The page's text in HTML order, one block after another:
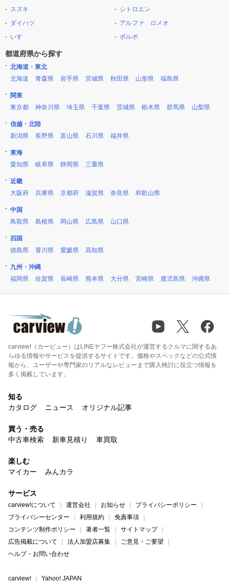
スズキ
ダイハツ
いすゞ
シトロエン
アルファ ロメオ
ボルボ
都道府県から探す
北海道・東北
北海道
青森県 岩手県 宮城県 秋田県 山形県 福島県
関東
東京都
神奈川県 埼玉県 千葉県 茨城県 栃木県 群馬県 山梨県
信越・北陸
新潟県
長野県 富山県 石川県 福井県
東海
愛知県
岐阜県 静岡県 三重県
近畿
大阪府
兵庫県 京都府 滋賀県 奈良県 和歌山県
中国
鳥取県
島根県 岡山県 広島県 山口県
四国
徳島県
香川県 愛媛県 高知県
九州・沖縄
福岡県
佐賀県 長崎県 熊本県 大分県 宮崎県 鹿児島県 沖縄県
carview!（カービュー）はLINEヤフー株式会社が運営するクルマに関するあ
らゆる情報やサービスを提供するサイトです。価格やスペックなどの公式情
報から、ユーザーや専門家のリアルなレビューまで購入検討に役立つ情報を
多く掲載しています。
知る
カタログ
ニュース オリジナル記事
買う・売る
中古車検索
新車見積り 車買取
楽しむ
マイカー
みんカラ
サービス
carview!について 運営会社 お知らせ
プライバシーポリシー
プライバシーセンター
利用規約
免責事項
コンテンツ制作ポリシー
著者一覧
サイトマップ
広告掲載について
法人加盟店募集
ご意見・ご要望
ヘルプ・お問い合わせ
carview! Yahoo! JAPAN